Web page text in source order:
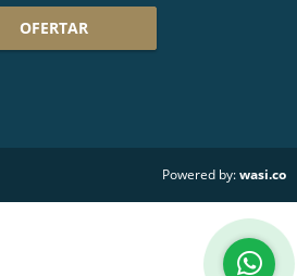
OFERTAR
Powered by:wasi.co